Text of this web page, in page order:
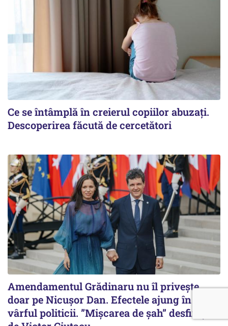
Ce se întâmplă în creierul copiilor abuzați.
Descoperirea făcută de cercetători
Amendamentul Grădinaru nu îl privește
doar pe Nicușor Dan. Efectele ajung în tot
vârful politicii. ”Mișcarea de șah” desființată